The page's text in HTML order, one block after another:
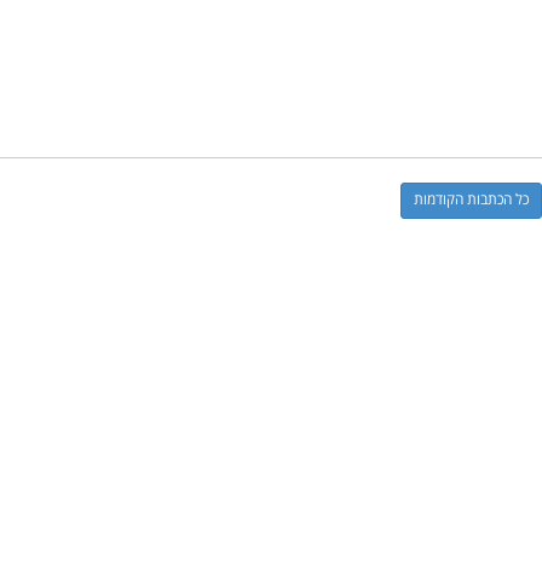
כל הכתבות הקודמות